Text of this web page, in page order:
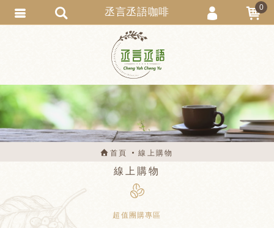
首頁 線上購物
線上購物
超值團購專區
丞言丞語咖啡 0
會員登入
會員註冊
忘記密碼
訂單查詢
匯款通知